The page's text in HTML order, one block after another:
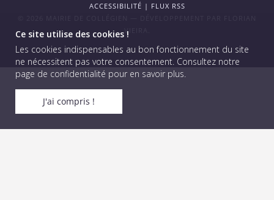
Ce site utilise des cookies !
Les cookies indispensables au bon fonctionnement du site
ne nécessitent pas votre consentement. Consultez notre
page de confidentialité pour en savoir plus.
J'ai compris !
ACCESSIBILITÉ | FLUX RSS
VIEIRA